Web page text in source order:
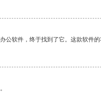
公软件，终于找到了它。这款软件